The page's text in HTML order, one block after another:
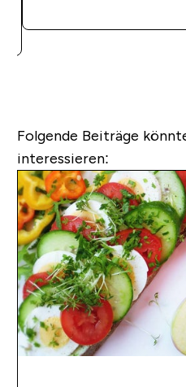
Folgende Beiträge
interessieren: